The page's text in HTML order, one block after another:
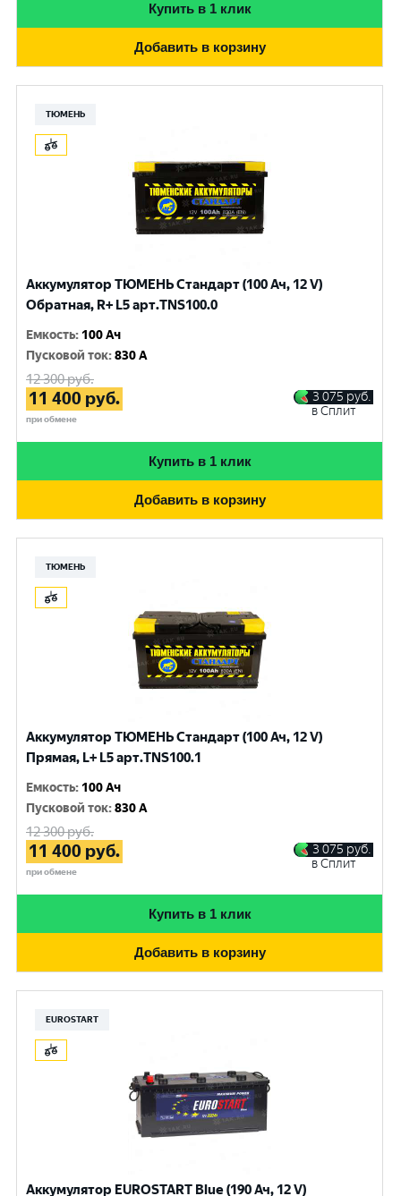
Купить в 1 клик
Добавить в корзину
ТЮМЕНЬ
Аккумулятор ТЮМЕНЬ Стандарт (100 Ач, 12 V)
Обратная, R+ L5 арт.TNS100.0
Емкость: 100 Ач
Пусковой ток:830 A
12 300руб.
11 400 руб.
при обмене
3 075 руб.
в Сплит
Купить в 1 клик
Добавить в корзину
ТЮМЕНЬ
Аккумулятор ТЮМЕНЬ Стандарт (100 Ач, 12 V)
Прямая, L+ L5 арт.TNS100.1
Емкость: 100 Ач
Пусковой ток:830 A
12 300руб.
11 400 руб.
при обмене
3 075 руб.
в Сплит
Купить в 1 клик
Добавить в корзину
EUROSTART
Аккумулятор EUROSTART Blue (190 Ач, 12 V)